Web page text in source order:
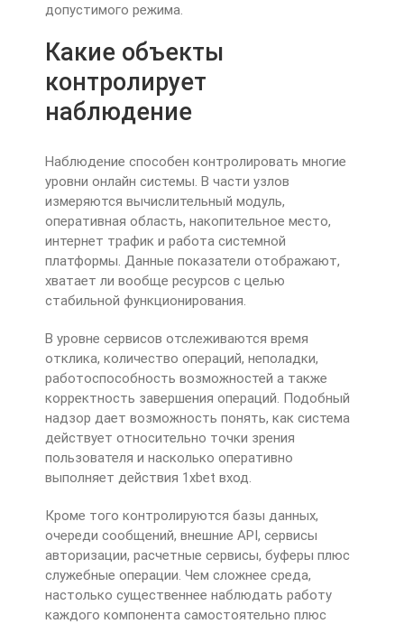
допустимого режима.
Какие объекты
контролирует
наблюдение
Наблюдение способен контролировать многие
уровни онлайн системы. В части узлов
измеряются вычислительный модуль,
оперативная область, накопительное место,
интернет трафик и работа системной
платформы. Данные показатели отображают,
хватает ли вообще ресурсов с целью
стабильной функционирования.
В уровне сервисов отслеживаются время
отклика, количество операций, неполадки,
работоспособность возможностей а также
корректность завершения операций. Подобный
надзор дает возможность понять, как система
действует относительно точки зрения
пользователя и насколько оперативно
выполняет действия 1xbet вход.
Кроме того контролируются базы данных,
очереди сообщений, внешние API, сервисы
авторизации, расчетные сервисы, буферы плюс
служебные операции. Чем сложнее среда,
настолько существеннее наблюдать работу
каждого компонента самостоятельно плюс